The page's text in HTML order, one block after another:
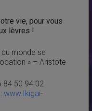
vie, pour vous
lèvres !
monde se
» – Aristote
84 50 94 02
www.Ikigai-